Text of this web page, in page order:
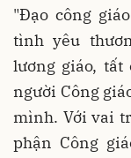
"Đạo công
tình yêu
lương giáo,
người Công
mình. Với vai
phận Công